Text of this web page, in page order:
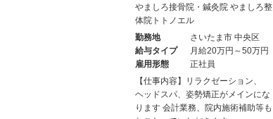
やましろ接骨院・鍼灸院 やましろ整
体院トトノエル
勤務地
さいたま市 中央区
給与タイプ
月給20万円～50万円
雇用形態
正社員
【仕事内容】リラクゼーション、
ヘッドスパ、姿勢矯正がメインにな
ります 会計業務、院内施術補助等も